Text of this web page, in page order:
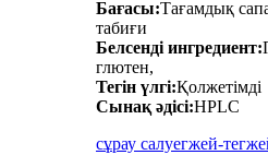
Бағасы:Тағамдық
табиғи
Белсенді ингредиент:
глютен,
Тегін үлгі:Қолжетімді
Сынақ әдісі:HPLC
сұрау салуегжей-